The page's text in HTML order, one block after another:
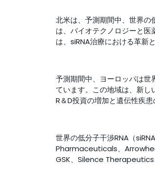
北米は、予測期間中、世界の
は、バイオテクノロジーと
は、siRNA治療における革新
予測期間中、ヨーロッパは世
ています。この地域は、新し
R＆D投資の増加と遺伝性疾
世界の低分子干渉RNA（
Pharmaceuticals、
GSK、Silence